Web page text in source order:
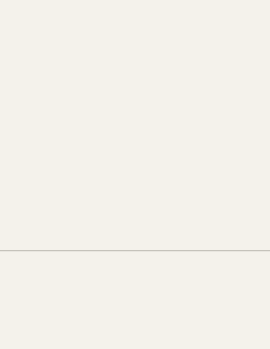
面にてご利用いただけます